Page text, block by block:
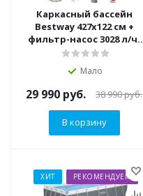
Каркасный бассейн
Bestway 427х122 см +
фильтр-насос 3028 л/ч,
тент, лестница (5612X)
Мало
29 990 руб. 38 990руб.
В корзину
ХИТ РЕКОМЕНДУЕМ